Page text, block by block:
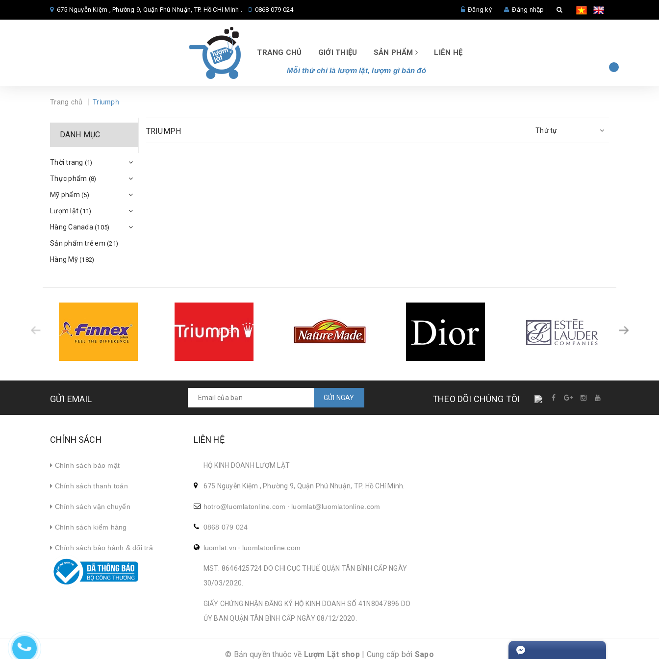
675 Nguyễn Kiệm , Phường 9, Quận Phú Nhuận, TP. Hồ CHí Minh . 0868 079 024 Đăng ký Đăng nhập
TRANG CHỦ GIỚI THIỆU SẢN PHẨM LIÊN HỆ
Mỗi thứ chỉ là lượm lặt, lượm gì bán đó
Trang chủ | Triumph
TRIUMPH Thứ tự
DANH MỤC
Thời trang (1)
Thực phẩm (8)
Mỹ phẩm (5)
Lượm lặt(11)
Hàng Canada (105)
Sản phẩm trẻ em (21)
Hàng Mỹ (182)
prev
GỬI EMAIL GỬI NGAY THEO DÕI CHÚNG TÔI
CHÍNH SÁCH
Chính sách bảo mật
Chính sách thanh toán
Chính sách vận chuyển
Chính sách kiểm hàng
Chính sách bảo hành & đổi trả
LIÊN HỆ
HỘ KINH DOANH LƯỢM LẶT
675 Nguyễn Kiệm , Phường 9, Quận Phú Nhuận, TP. Hồ CHí Minh.
hotro@luomlatonline.com - luomlat@luomlatonline.com
0868 079 024
luomlat.vn - luomlatonline.com
MST: 8646425724 DO CHI CỤC THUẾ QUẬN TÂN BÌNH CẤP NGÀY
30/03/2020.
GIẤY CHỨNG NHẬN ĐĂNG KÝ HỘ KINH DOANH SỐ 41N8047896 DO
ỦY BAN QUẬN TÂN BÌNH CẤP NGÀY 08/12/2020.
© Bản quyền thuộc về Lượm Lặt shop | Cung cấp bởi Sapo